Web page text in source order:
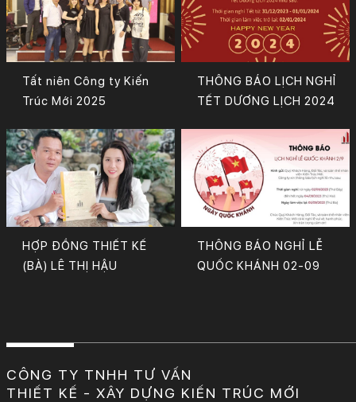
Tất niên Công ty Kiến
Trúc Mới 2025
THÔNG BÁO LỊCH NGHỈ
TẾT DƯƠNG LỊCH 2024
HỢP ĐỒNG THIẾT KẾ
(BÀ) LÊ THỊ HẬU
THÔNG BÁO NGHỈ LỄ
QUỐC KHÁNH 02-09
CÔNG TY TNHH TƯ VẤN
THIẾT KẾ - XÂY DỰNG KIẾN TRÚC MỚI